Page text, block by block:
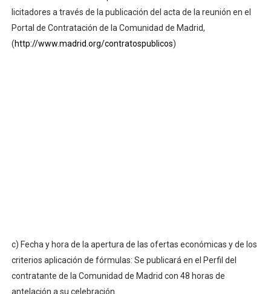
licitadores a través de la publicación del acta de la reunión en el
Portal de Contratación de la Comunidad de Madrid,
(http://www.madrid.org/contratospublicos)
c) Fecha y hora de la apertura de las ofertas económicas y de los
criterios aplicación de fórmulas: Se publicará en el Perfil del
contratante de la Comunidad de Madrid con 48 horas de
antelación a su celebración.